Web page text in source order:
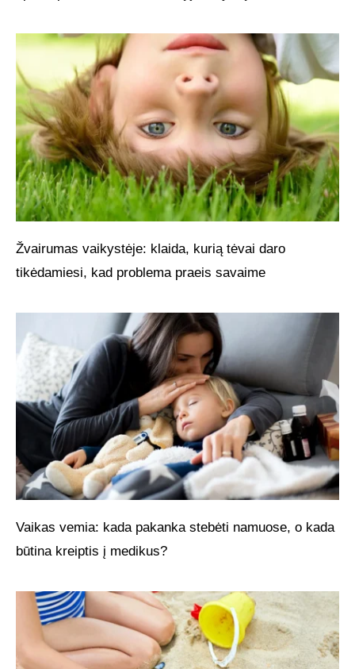
Žvairumas vaikystėje: klaida, kurią tėvai daro
tikėdamiesi, kad problema praeis savaime
Vaikas vemia: kada pakanka stebėti namuose, o kada
būtina kreiptis į medikus?